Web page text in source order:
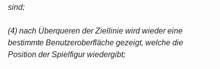
sind;
(4) nach Überqueren der Ziellinie wird wieder eine
bestimmte Benutzeroberfläche gezeigt, welche die
Position der Spielfigur wiedergibt;